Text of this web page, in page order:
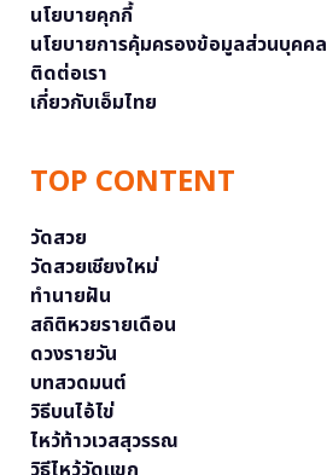
นโยบายคุกกี้
นโยบายการคุ้มครองข้อมูลส่วนบุคคล
ติดต่อเรา
เกี่ยวกับเอ็มไทย
TOP CONTENT
วัดสวย
วัดสวยเชียงใหม่
ทำนายฝัน
สถิติหวยรายเดือน
ดวงรายวัน
บทสวดมนต์
วิธีบนไอ้ไข่
ไหว้ท้าวเวสสุวรรณ